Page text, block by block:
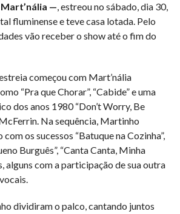
Mart’nália —, estreou no sábado, dia 30,
fluminense e teve casa lotada. Pelo
vão receber o show até o fim do
começou com Mart’nália
“Pra que Chorar”, “Cabide” e uma
dos anos 1980 “Don’t Worry, Be
Na sequência, Martinho
os sucessos “Batuque na Cozinha”,
Burguês”, “Canta Canta, Minha
alguns com a participação de sua outra
dividiram o palco, cantando juntos